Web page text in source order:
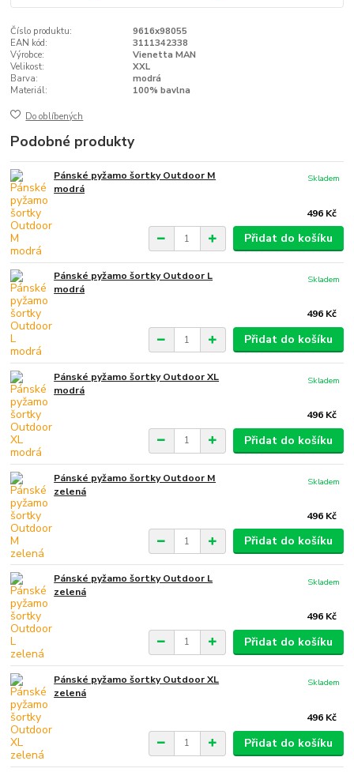
Číslo produktu:
9616x98055
EAN kód:
3111342338
Výrobce:
Vienetta MAN
Velikost:
XXL
Barva:
modrá
Materiál:
100% bavlna
Do oblíbených
Podobné produkty
Pánské pyžamo šortky Outdoor M
modrá
496 Kč
Skladem
Přidat do košíku
Pánské pyžamo šortky Outdoor L
modrá
496 Kč
Skladem
Přidat do košíku
Pánské pyžamo šortky Outdoor XL
modrá
496 Kč
Skladem
Přidat do košíku
Pánské pyžamo šortky Outdoor M
zelená
496 Kč
Skladem
Přidat do košíku
Pánské pyžamo šortky Outdoor L
zelená
496 Kč
Skladem
Přidat do košíku
Pánské pyžamo šortky Outdoor XL
zelená
496 Kč
Skladem
Přidat do košíku